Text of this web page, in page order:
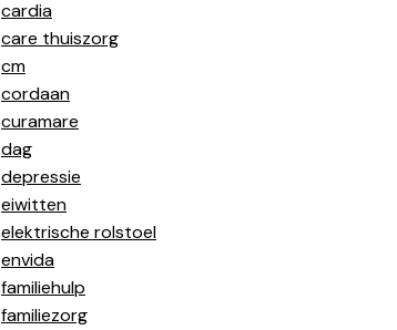
cardia
care thuiszorg
cm
cordaan
curamare
dag
depressie
eiwitten
elektrische rolstoel
envida
familiehulp
familiezorg